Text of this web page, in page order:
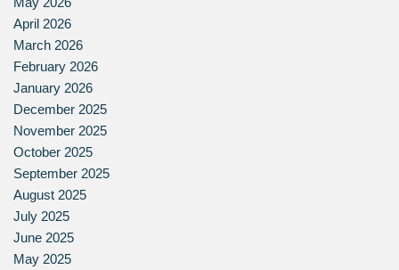
April 2026
March 2026
February 2026
January 2026
December 2025
November 2025
October 2025
September 2025
August 2025
July 2025
June 2025
May 2025